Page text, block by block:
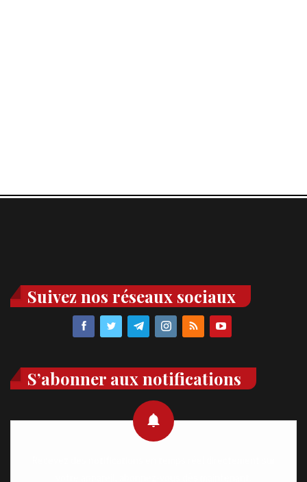
Suivez nos réseaux sociaux
S’abonner aux notifications